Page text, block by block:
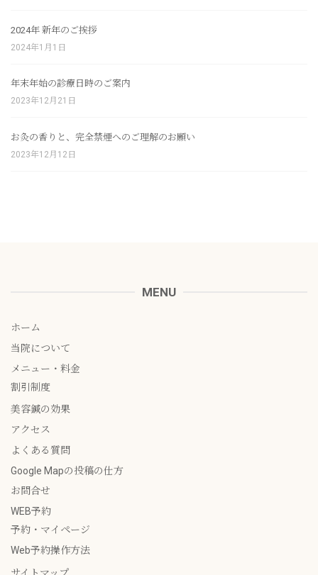
2024年 新年のご挨拶
2024年1月1日
年末年始の診療日時のご案内
2023年12月21日
お灸の香りと、完全禁煙へのご理解のお願い
2023年12月12日
MENU
ホーム
当院について
メニュー・料金
割引制度
美容鍼の効果
アクセス
よくある質問
Google Mapの投稿の仕方
お問合せ
WEB予約
予約・マイページ
Web予約操作方法
サイトマップ